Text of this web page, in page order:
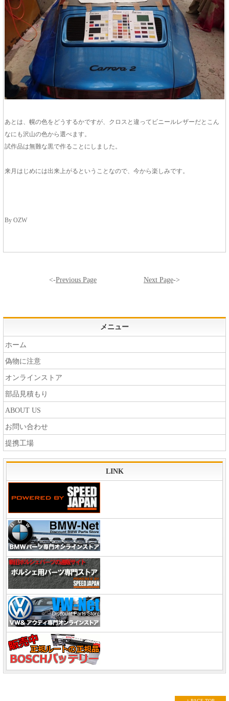
あとは、幌の色をどうするかですが、クロスと違ってビニールレザーだとこん
なにも沢山の色から選べます。
試作品は無難な黒で作ることにしました。
来月はじめには出来上がるということなので、今から楽しみです。
By OZW
<-Previous Page Next Page->
メニュー
ホーム
偽物に注意
オンラインストア
部品見積もり
ABOUT US
お問い合わせ
提携工場
LINK